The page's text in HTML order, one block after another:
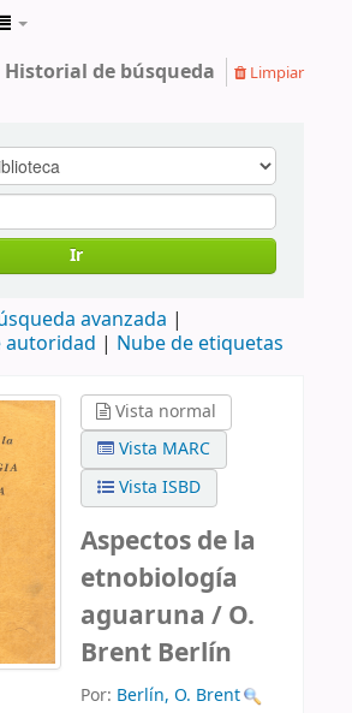
Historial de búsqueda Limpiar
Ir
avanzada
autoridad
Nube de etiquetas
Vista normal
Vista MARC
Vista ISBD
Aspectos de la
etnobiología
aguaruna /O.
Brent Berlín
Por: Berlín, O. Brent